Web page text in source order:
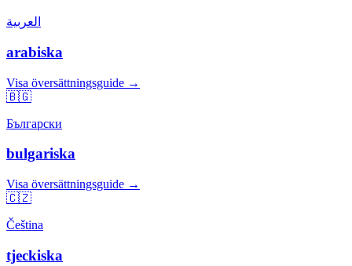
العربية
arabiska
Visa översättningsguide →
🇧🇬
Български
bulgariska
Visa översättningsguide →
🇨🇿
Čeština
tjeckiska